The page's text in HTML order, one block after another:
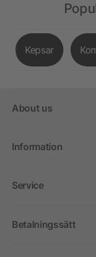
Kepsar
About us
Information
Service
Betalningssätt